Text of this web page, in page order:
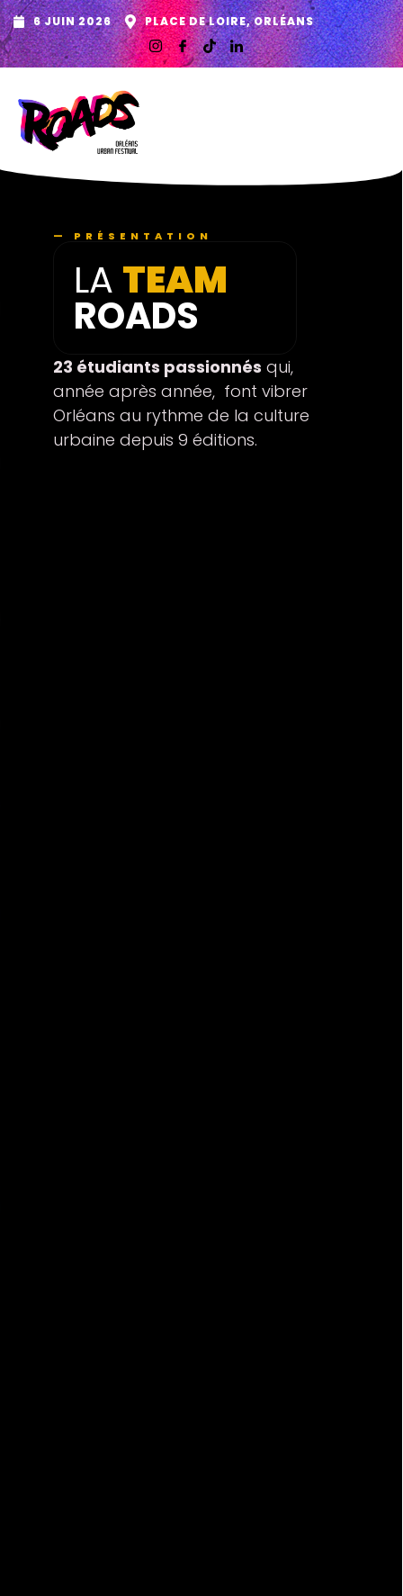
6 JUIN 2026 PLACE DE LOIRE, ORLÉANS
— PRÉSENTATION
LA TEAM
ROADS
23 étudiants passionnés qui,
année après année, font vibrer
Orléans au rythme de la culture
urbaine depuis 9 éditions.